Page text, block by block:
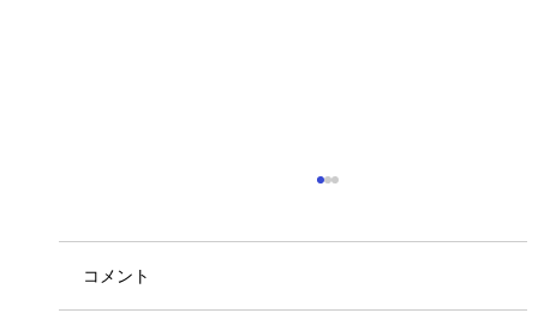
7/6より4名のベトナム人実習生が入社しまし
た。 若い力で活躍してくれることを期待しま
す。 よろしくお願いいたします。
コメント